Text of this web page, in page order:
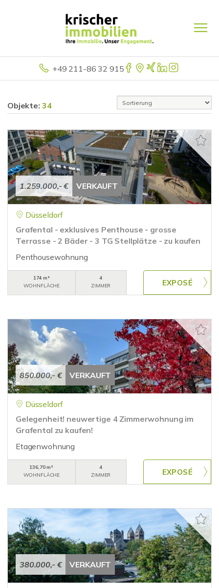
+49 211-86 32 915
Objekte: 34
1.259.000,- € VERKAUFT
Düsseldorf
Grafental - exklusives Penthouse - grosse
Terrasse - 2 Bäder - 3 TG Stellplätze - zu kaufen
Penthousewohnung
174 m²
WOHNFLÄCHE
4
ZIMMER
850.000,- € VERKAUFT
Düsseldorf
Gelegenheit! neuwertige 4 Zimmerwohnung im
Grafental zu kaufen!
Etagenwohnung
136,70 m²
WOHNFLÄCHE
4
ZIMMER
380.000,- € VERKAUFT